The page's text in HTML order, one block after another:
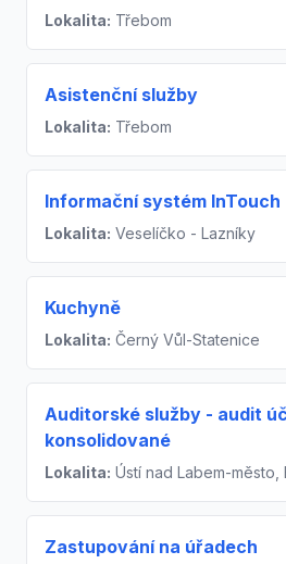
Lokalita: Třebom
Asistenční služby
Lokalita: Třebom
Informační systém InTouch
Lokalita: Veselíčko - Lazníky
Kuchyně
Lokalita: Černý Vůl-Statenice
Auditorské služby - audit
konsolidované
Lokalita: Ústí nad Labem-město,
Zastupování na úřadech